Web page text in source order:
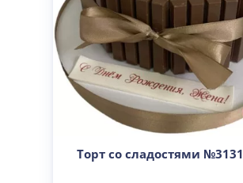
Торт со сладостями №3131